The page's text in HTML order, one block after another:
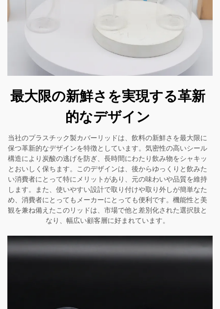
最大限の新鮮さを実現する革新
的なデザイン
当社のプラスチック製カバーリッドは、飲料の新鮮さを最大限に
保つ革新的なデザインを特徴としています。気密性の高いシール
構造により炭酸の逃げを防ぎ、長時間にわたり飲み物をシャキッ
とおいしく保ちます。このデザインは、後からゆっくりと飲みた
い消費者にとって特にメリットがあり、元の味わいや品質を維持
します。また、使いやすい設計で取り付けや取り外しが簡単なた
め、消費者にとってもメーカーにとっても便利です。機能性と美
観を兼ね備えたこのリッドは、市場で他と差別化された選択肢と
なり、幅広い顧客層に好まれています。